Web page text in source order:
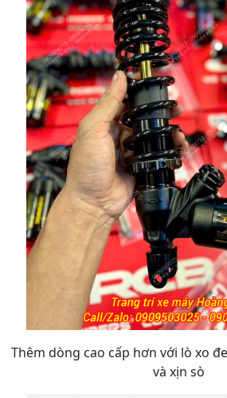
Thêm dòng cao cấp hơn với lò xo
và xịn sò